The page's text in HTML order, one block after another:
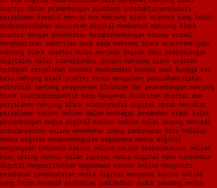
scatter dalam perkembangan platform interaktifmenelusuri
perjalanan kreatif menuju era mahjong black scatter yang lebih
modernperubahan ekosistem digital membentuk mahjong black
scatter dengan pendekatan baruperkembangan konsep visual
menghadirkan identitas unik pada mahjong black scattermengapa
mahjong black scatter mulai menjadi bagian dari perbincangan
digitaldi balik transformasi desain mahjong black scatter
terdapat perjalanan inovasi moderndari konsep awal hingga era
baru mahjong black scatter terus mengalami perubahancatatan
editorial tentang pergeseran platform dan perkembangan mahjong
black scatterperspektif baru mengenai ekosistem digital dan
perjalanan mahjong black scattermedia digital terus mencatat
perjalanan kasino online dalam berbagai perubahan eradi balik
perkembangan media digital kasino online mulai sering menjadi
sorotankasino online menemukan ruang pembahasan baru melalui
media digital modernmengulas bagaimana media digital
mengangkat fenomena kasino online secara berbedakasino online
kian sering muncul dalam laporan media digital masa kinimedia
digital memperlihatkan bagaimana kasino online mengikuti
perubahan zamancatatan media digital mengenai kasino online
yang terus menarik perhatian publikdari sudut pandang media